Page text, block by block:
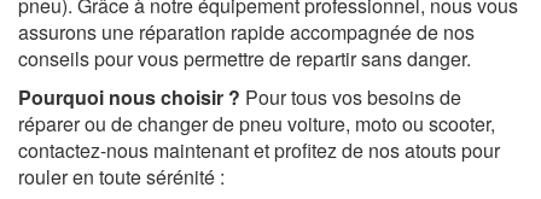
assurons une réparation rapide accompagnée de nos
conseils pour vous permettre de repartir sans danger.
Pourquoi nous choisir ? Pour tous vos besoins de
réparer ou de changer de pneu voiture, moto ou scooter,
contactez-nous maintenant et profitez de nos atouts pour
rouler en toute sérénité :